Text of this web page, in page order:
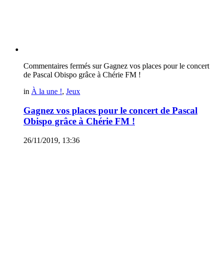
Commentaires fermés sur Gagnez vos places pour le concert
de Pascal Obispo grâce à Chérie FM !
in À la une !, Jeux
Gagnez vos places pour le concert de Pascal
Obispo grâce à Chérie FM !
26/11/2019, 13:36